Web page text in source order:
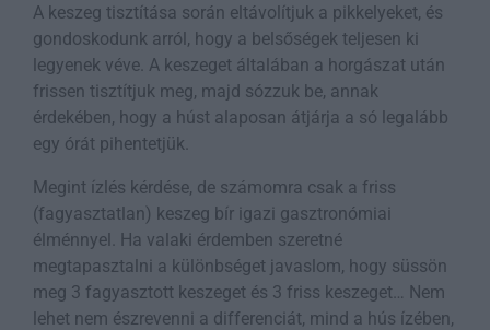
A keszeg tisztítása során eltávolítjuk a pikkelyeket, és
gondoskodunk arról, hogy a belsőségek teljesen ki
legyenek véve. A keszeget általában a horgászat után
frissen tisztítjuk meg, majd sózzuk be, annak
érdekében, hogy a húst alaposan átjárja a só legalább
egy órát pihentetjük.
Megint ízlés kérdése, de számomra csak a friss
(fagyasztatlan) keszeg bír igazi gasztronómiai
élménnyel. Ha valaki érdemben szeretné
megtapasztalni a különbséget javaslom, hogy süssön
meg 3 fagyasztott keszeget és 3 friss keszeget… Nem
lehet nem észrevenni a differenciát, mind a hús ízében,